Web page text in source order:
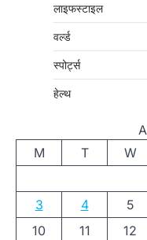
लाइफस्टाइल
वर्ल्ड
स्पोर्ट्स
हेल्थ
M
T W
3
4 5
10
11 12